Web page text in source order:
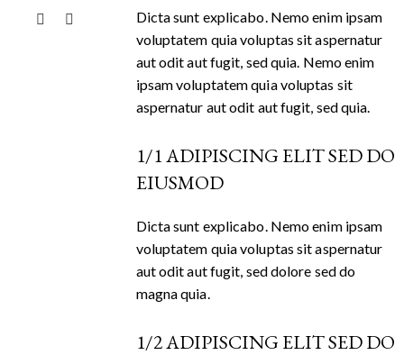
Dicta sunt explicabo. Nemo enim ipsam
voluptatem quia voluptas sit aspernatur
aut odit aut fugit, sed quia. Nemo enim
ipsam voluptatem quia voluptas sit
aspernatur aut odit aut fugit, sed quia.
1/1 ADIPISCING ELIT SED DO
EIUSMOD
Dicta sunt explicabo. Nemo enim ipsam
voluptatem quia voluptas sit aspernatur
aut odit aut fugit, sed dolore sed do
magna quia.
1/2 ADIPISCING ELIT SED DO